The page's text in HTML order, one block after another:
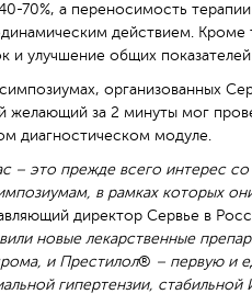
70%, а переносимость
действием.
и улучшение общих
организованных
желающий за 2 минуты мог
диагностическом модуле.
– это прежде всего интерес
в рамках которых
директор Сервье в
новые лекарственные
и Престилол® – первую и
гипертензии,